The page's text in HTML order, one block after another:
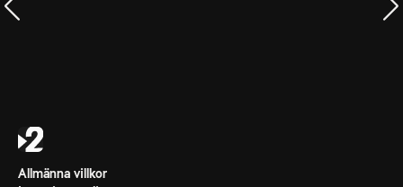
Allmänna villkor